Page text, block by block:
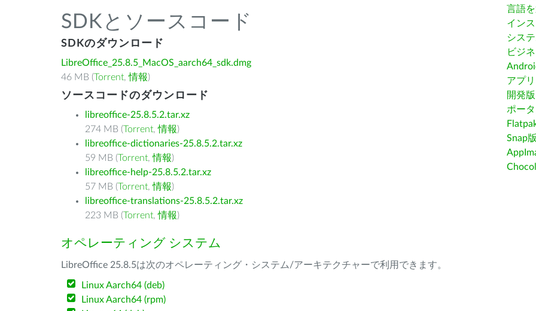
SDKとソースコード
SDKのダウンロード
LibreOffice_25.8.5_MacOS_aarch64_sdk.dmg
46 MB (Torrent,情報)
ソースコードのダウンロード
libreoffice-25.8.5.2.tar.xz
274 MB (Torrent,情報)
libreoffice-dictionaries-25.8.5.2.tar.xz
59 MB (Torrent,情報)
libreoffice-help-25.8.5.2.tar.xz
57 MB (Torrent,情報)
libreoffice-translations-25.8.5.2.tar.xz
223 MB (Torrent,情報)
オペレーティング システム
LibreOffice 25.8.5は次のオペレーティング・システム/アーキテクチャーで利用できます。
Linux Aarch64 (deb)
Linux Aarch64 (rpm)
言語
イン
シス
ビジ
アプ
開発版
ポー
Snap版